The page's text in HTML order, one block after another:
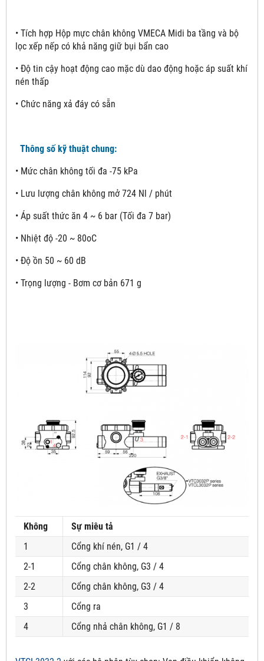
• Tích hợp Hộp mực chân không VMECA Midi ba tầng và bộ
lọc xếp nếp có khả năng giữ bụi bẩn cao
• Độ tin cậy hoạt động cao mặc dù dao động hoặc áp suất khí
nén thấp
• Chức năng xả đáy có sẵn
Thông số kỹ thuật chung:
• Mức chân không tối đa -75 kPa
• Lưu lượng chân không mở 724 Nl / phút
• Áp suất thức ăn 4 ~ 6 bar (Tối đa 7 bar)
• Nhiệt độ -20 ~ 80oC
• Độ ồn 50 ~ 60 dB
• Trọng lượng - Bơm cơ bản 671 g
Không
Sự miêu tả
1
Cổng khí nén, G1 / 4
2-1
Cổng chân không, G3 / 4
2-2
Cổng chân không, G3 / 4
3
Cổng ra
4
Cổng nhả chân không, G1 / 8